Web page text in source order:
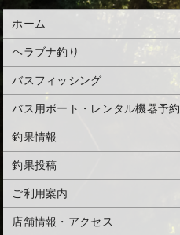
ホーム
ヘラブナ釣り
バスフィッシング
バス用ボート・レンタル機器予約
釣果情報
釣果投稿
ご利用案内
店舗情報・アクセス